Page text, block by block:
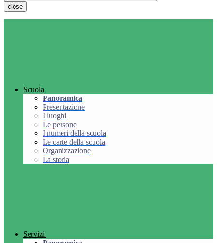
close
Scuola
Panoramica
Presentazione
I luoghi
Le persone
I numeri della scuola
Le carte della scuola
Organizzazione
La storia
Servizi